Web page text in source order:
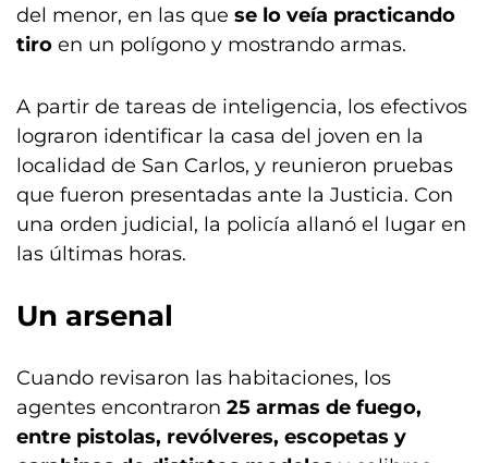
del menor, en las que se lo veía practicando
tiro en un polígono y mostrando armas.
A partir de tareas de inteligencia, los efectivos
lograron identificar la casa del joven en la
localidad de San Carlos, y reunieron pruebas
que fueron presentadas ante la Justicia. Con
una orden judicial, la policía allanó el lugar en
las últimas horas.
Un arsenal
Cuando revisaron las habitaciones, los
agentes encontraron 25 armas de fuego,
entre pistolas, revólveres, escopetas y